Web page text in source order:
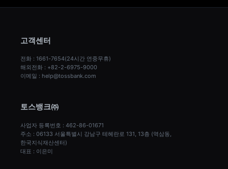
고객센터
전화 : 1661-7654(24시간 연중무휴)
해외전화 : +82-2-6975-9000
이메일 : help@tossbank.com
토스뱅크㈜
사업자 등록번호 : 462-86-01671
주소 : 06133 서울특별시 강남구 테헤란로 131, 13층 (역삼동,
한국지식재산센터)
대표 : 이은미